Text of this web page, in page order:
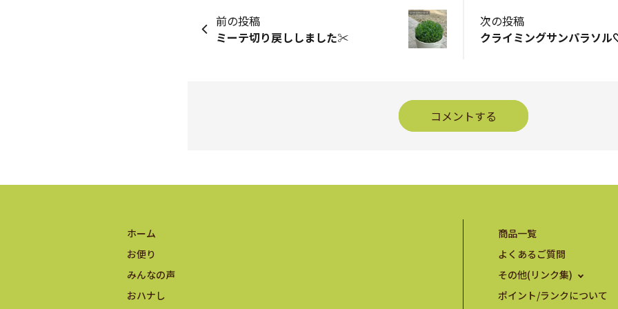
前の投稿
ミーテ切り戻ししました✂️
次の投稿
クライミングサンパラソル
コメントする
ホーム
お便り
みんなの声
おハナし
商品一覧
よくあるご質問
その他(リンク集)
ポイント/ランクについて